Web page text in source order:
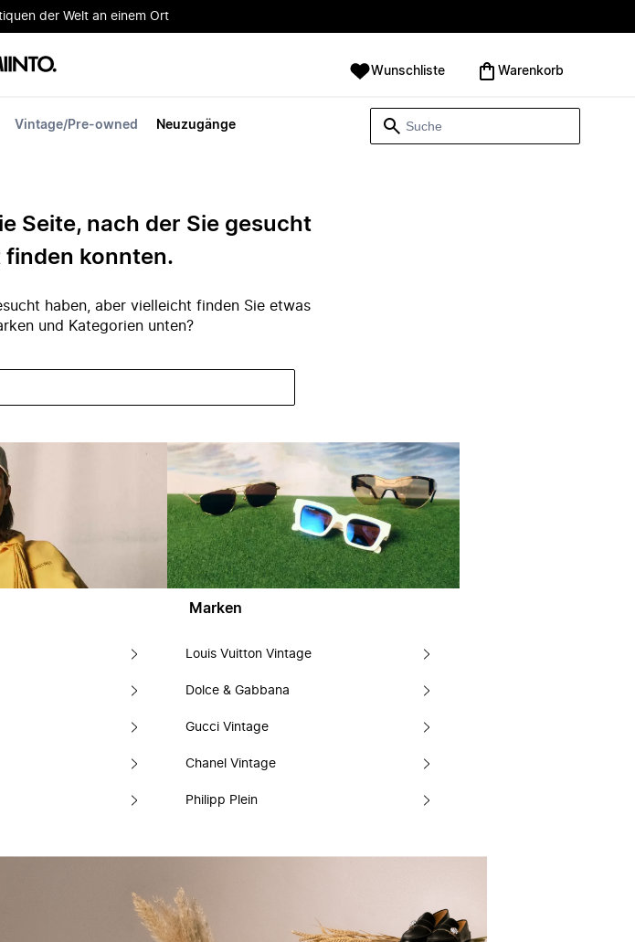
der Welt an einem Ort
Vintage/Pre-owned Neuzugänge
Wunschliste Warenkorb
Seite, nach der Sie gesucht
finden konnten.
haben, aber vielleicht finden Sie etwas
und Kategorien unten?
Marken
Louis Vuitton Vintage
Dolce & Gabbana
Gucci Vintage
Chanel Vintage
Philipp Plein